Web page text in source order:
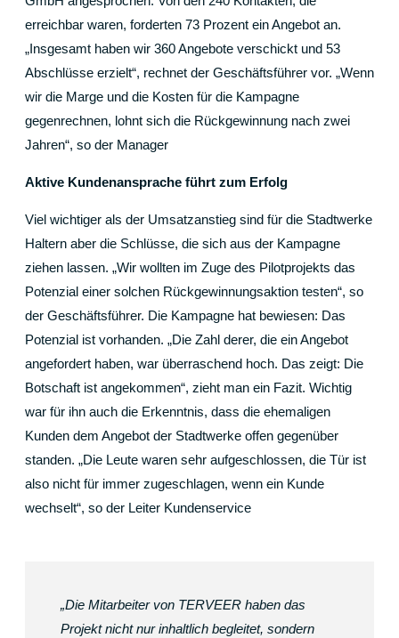
erreichbar waren, forderten 73 Prozent ein Angebot an.
„Insgesamt haben wir 360 Angebote verschickt und 53
Abschlüsse erzielt“, rechnet der Geschäftsführer vor. „Wenn
wir die Marge und die Kosten für die Kampagne
gegenrechnen, lohnt sich die Rückgewinnung nach zwei
Jahren“, so der Manager
Aktive Kundenansprache führt zum Erfolg
Viel wichtiger als der Umsatzanstieg sind für die Stadtwerke
Haltern aber die Schlüsse, die sich aus der Kampagne
ziehen lassen. „Wir wollten im Zuge des Pilotprojekts das
Potenzial einer solchen Rückgewinnungsaktion testen“, so
der Geschäftsführer. Die Kampagne hat bewiesen: Das
Potenzial ist vorhanden. „Die Zahl derer, die ein Angebot
angefordert haben, war überraschend hoch. Das zeigt: Die
Botschaft ist angekommen“, zieht man ein Fazit. Wichtig
war für ihn auch die Erkenntnis, dass die ehemaligen
Kunden dem Angebot der Stadtwerke offen gegenüber
standen. „Die Leute waren sehr aufgeschlossen, die Tür ist
also nicht für immer zugeschlagen, wenn ein Kunde
wechselt“, so der Leiter Kundenservice
„Die Mitarbeiter von TERVEER haben das
Projekt nicht nur inhaltlich begleitet, sondern